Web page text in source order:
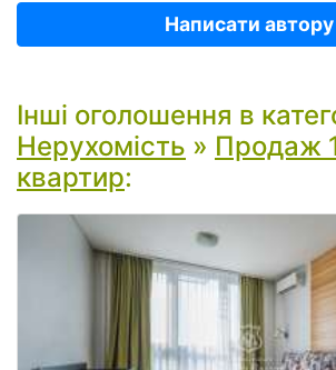
Написати автору
Інші оголошення в
Нерухомість » Продаж
квартир: